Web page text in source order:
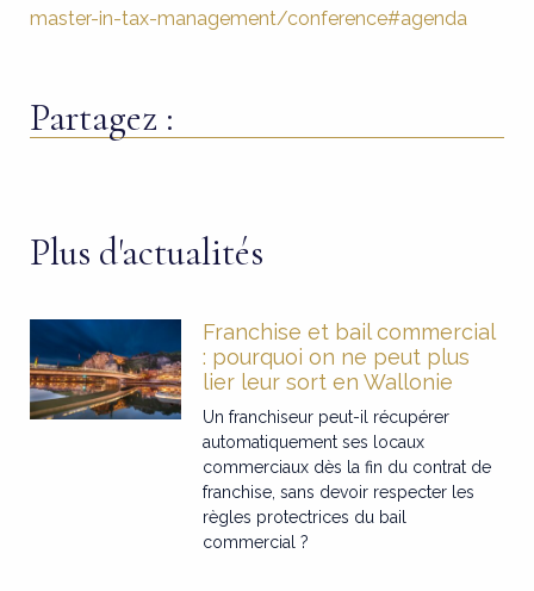
master-in-tax-management/conference#agenda
Partagez :
Plus d'actualités
Franchise et bail commercial
: pourquoi on ne peut plus
lier leur sort en Wallonie
Un franchiseur peut-il récupérer
automatiquement ses locaux
commerciaux dès la fin du contrat de
franchise, sans devoir respecter les
règles protectrices du bail
commercial ?